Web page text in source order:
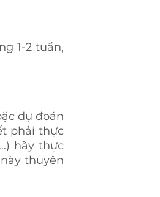
1-2 tuần,
dự đoán
phải thực
hãy thực
thuyên